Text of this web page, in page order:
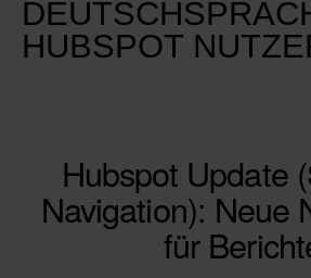
HUBSPOT
Hubspot Update
Navigation): Neue
für